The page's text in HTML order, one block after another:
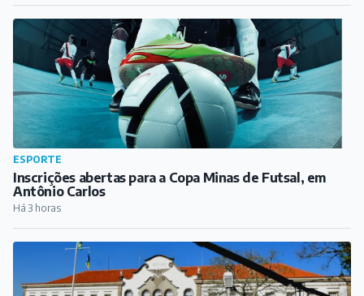
ESPORTE
Inscrições abertas para a Copa Minas de Futsal, em
Antônio Carlos
Há 3 horas